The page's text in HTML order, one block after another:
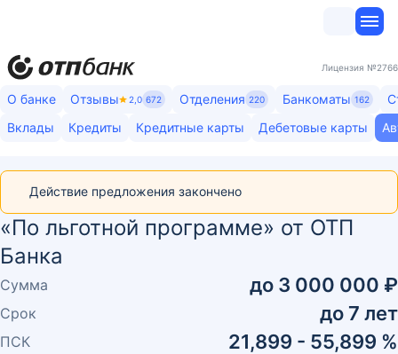
Лицензия №2766
О банке Отзывы 2,0 672 Отделения 220 Банкоматы 162
Вклады
Кредиты Кредитные карты Дебетовые карты
Действие предложения закончено
«По льготной программе» от ОТП
Банка
Сумма до 3 000 000 ₽
Срок до 7 лет
ПСК 21,899 - 55,899 %